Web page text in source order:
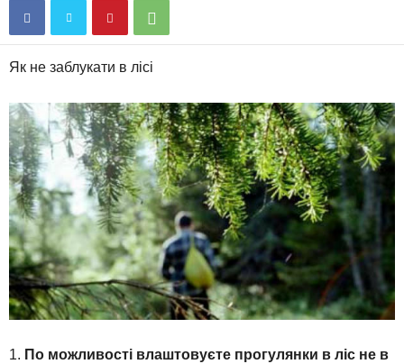
Як не заблукати в лісі
1. По можливості влаштовуєте прогулянки в ліс не в